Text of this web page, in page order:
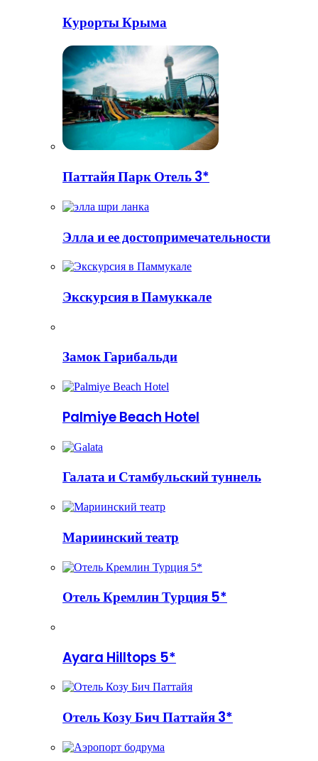
Курорты Крыма
Паттайя Парк Отель 3*
Элла и ее достопримечательности
Экскурсия в Памуккале
Замок Гарибальди
Palmiye Beach Hotel
Галата и Стамбульский туннель
Мариинский театр
Отель Кремлин Турция 5*
Ayara Hilltops 5*
Отель Козу Бич Паттайя 3*